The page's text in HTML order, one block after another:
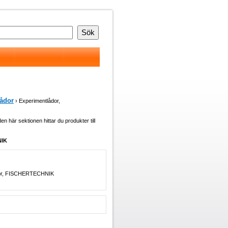
› Experimentlådor,
den här sektionen hittar du produkter till
FISCHERTECHNIK